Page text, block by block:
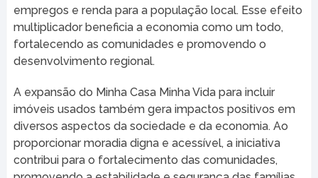
empregos e renda para a população local. Esse efeito
multiplicador beneficia a economia como um todo,
fortalecendo as comunidades e promovendo o
desenvolvimento regional.
A expansão do Minha Casa Minha Vida para incluir
imóveis usados também gera impactos positivos em
diversos aspectos da sociedade e da economia. Ao
proporcionar moradia digna e acessível, a iniciativa
contribui para o fortalecimento das comunidades,